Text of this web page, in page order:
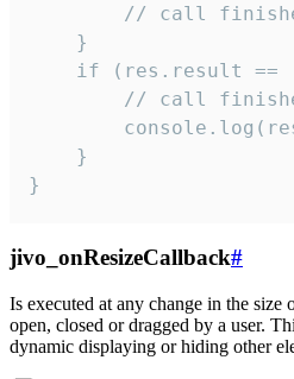
// call
    }
if (res.result ==
// call
    }
}
jivo_onResizeCallback#
Is executed at any change in the
open, closed or dragged by a user.
dynamic displaying or hiding other